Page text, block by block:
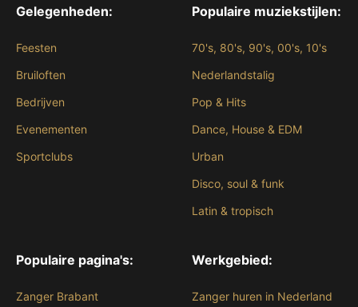
Gelegenheden:
Feesten
Bruiloften
Bedrijven
Evenementen
Sportclubs
Populaire muziekstijlen:
70's, 80's, 90's, 00's, 10's
Nederlandstalig
Pop & Hits
Dance, House & EDM
Urban
Disco, soul & funk
Latin & tropisch
Populaire pagina's:
Zanger Brabant
Werkgebied:
Zanger huren in Nederland